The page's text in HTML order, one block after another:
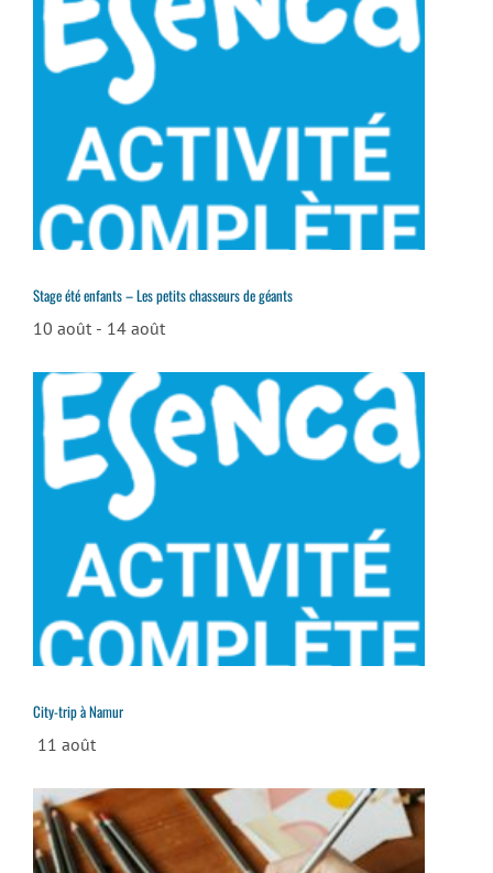
Stage été enfants – Les petits chasseurs de géants
10 août - 14 août
City-trip à Namur
11 août